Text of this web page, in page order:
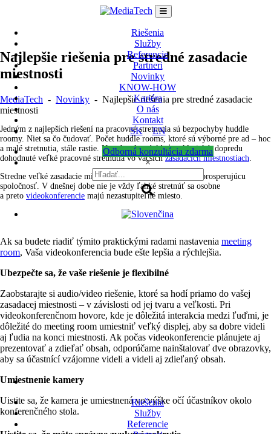
Riešenia
Služby
Referencie
Partneri
Novinky
KNOW-HOW
Kariéra
O nás
Kontakt
SK
EN
Odborná konzultácia zdarma
×
Riešenia
Služby
Referencie
Najlepšie riešenia pre stredné zasadacie
miestnosti
MediaTech - Novinky - Najlepšie riešenia pre stredné zasadacie
miestnosti
Jedným z najlepších riešení na pracovné stretnutia sú bezpochyby huddle
roomy. Niet sa čo čudovať. Počet huddle rooms, ktoré sú výborné pre ad – hoc
a malé stretnutia, stále rastie. Netreba ale zabúdať na klasické, dopredu
dohodnuté veľké pracovné stretnutia vo väčšíchzasadacích miestnostiach
Stredne veľké zasadacie miestnosti sú základom pre každú prosperujúcu
spoločnosť. V dnešnej dobe nie je vždy ľahké stretnúť sa osobne
a preto videokonferencie majú nezastupiteľné miesto.
Ak sa budete riadiť týmito praktickými radami nastavenia meeting
room, Vaša videokonferencia bude ešte lepšia a rýchlejšia.
Ubezpečte sa, že vaše riešenie je flexibilné
Zaobstarajte si audio/video riešenie, ktoré sa hodí priamo do vašej
zasadacej miestnosti – v závislosti od jej tvaru a veľkosti. Pri
videokonferenčnom hovore, kde je dôležitá interakcia medzi ľuďmi, je
dôležité do meeting room umiestniť veľký displej, aby sa dobre videli
aj ľudia na konci miestnosti. Ak počas videokonferencie plánujete aj
prezentovať a zdieľať obsah, odporúčame nainštalovať dve obrazovky,
aby sa účastnící vzájomne videli a videli aj zdieľaný obsah.
Umiestnenie kamery
Uistite sa, že kamera je umiestnená vo výške očí účastníkov okolo
konferenčného stola.